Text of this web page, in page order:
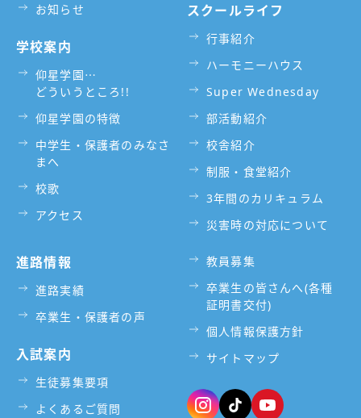
お知らせ
学校案内
仰星学園⋯
どういうところ!!
仰星学園の特徴
中学生・保護者のみなさ
まへ
校歌
アクセス
スクールライフ
行事紹介
ハーモニーハウス
Super Wednesday
部活動紹介
校舎紹介
制服・食堂紹介
3年間のカリキュラム
災害時の対応について
進路情報
進路実績
卒業生・保護者の声
入試案内
生徒募集要項
よくあるご質問
教員募集
卒業生の皆さんへ(各種
証明書交付)
個人情報保護方針
サイトマップ